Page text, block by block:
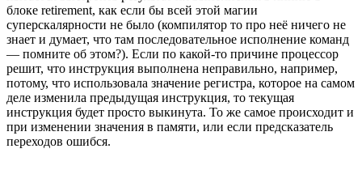
блоке retirement, как если бы всей этой магии
суперскалярности не было (компилятор то про неё ничего не
знает и думает, что там последовательное исполнение команд
— помните об этом?). Если по какой-то причине процессор
решит, что инструкция выполнена неправильно, например,
потому, что использовала значение регистра, которое на самом
деле изменила предыдущая инструкция, то текущая
инструкция будет просто выкинута. То же самое происходит и
при изменении значения в памяти, или если предсказатель
переходов ошибся.